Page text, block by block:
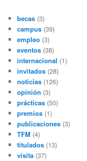
becas (3)
campus (39)
empleo (3)
eventos (38)
internacional (1)
invitados (28)
noticias (126)
opinión (3)
prácticas (50)
premios (1)
publicaciones (3)
TFM (4)
titulados (13)
visita (37)